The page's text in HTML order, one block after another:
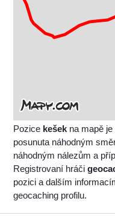
Pozice kešek na mapě
posunuta náhodným
náhodným nálezům a
Registrovaní hráči
pozici a dalším
geocaching profilu.